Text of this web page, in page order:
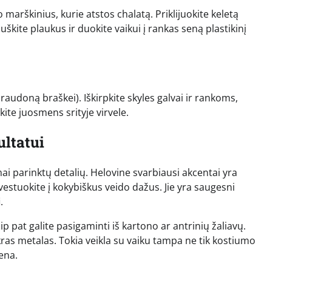
kurie atstos chalatą. Priklijuokite keletą
plaukus ir duokite vaikui į rankas seną plastikinį
braškei). Iškirpkite skyles galvai ir rankoms,
juosmens srityje virvele.
parinktų detalių. Helovine svarbiausi akcentai yra
į kokybiškus veido dažus. Jie yra saugesni
pat galite pasigaminti iš kartono ar antrinių žaliavų.
metalas. Tokia veikla su vaiku tampa ne tik kostiumo